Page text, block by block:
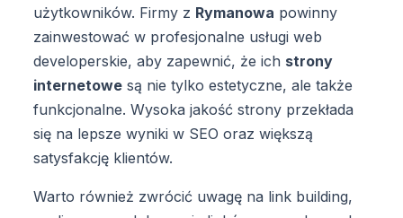
użytkowników. Firmy z Rymanowa powinny
zainwestować w profesjonalne usługi web
developerskie, aby zapewnić, że ich strony
internetowe są nie tylko estetyczne, ale także
funkcjonalne. Wysoka jakość strony przekłada
się na lepsze wyniki w SEO oraz większą
satysfakcję klientów.
Warto również zwrócić uwagę na link building,